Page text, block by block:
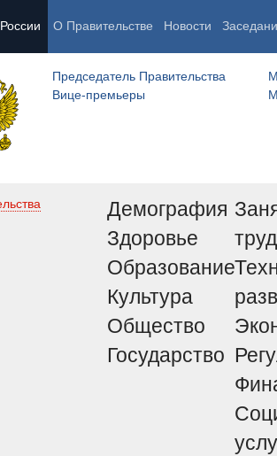
О Правительстве Новости
Председатель Правительства
Вице-премьеры
Демография
Здоровье
Образование
Культура
Общество
Государство
труд